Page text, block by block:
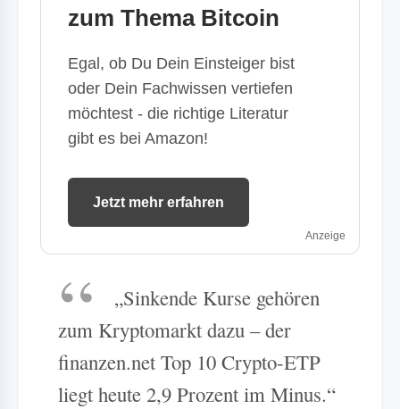
zum Thema Bitcoin
Egal, ob Du Dein Einsteiger bist
oder Dein Fachwissen vertiefen
möchtest - die richtige Literatur
gibt es bei Amazon!
Jetzt mehr erfahren
Anzeige
„Sinkende Kurse gehören
zum Kryptomarkt dazu – der
finanzen.net Top 10 Crypto-ETP
liegt heute 2,9 Prozent im Minus.“